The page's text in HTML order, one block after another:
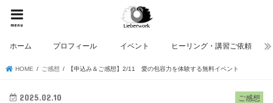
menu
ホーム プロフィール イベント ヒーリング・講習ご依頼
HOME ご感想 【申込み＆ご感想】2/11 愛の包容力を体験する無料イベント
ご感想
2025.02.10